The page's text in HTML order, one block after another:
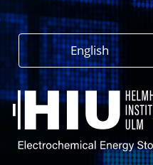
English